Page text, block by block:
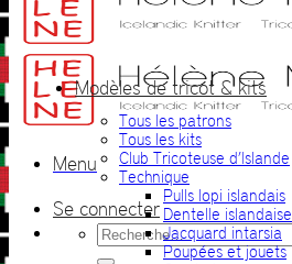
Menu
Se connecter
Recherche
pour :
Modèles de tricot & kits
Tous les patrons
Tous les kits
Club Tricoteuse d’Islande
Technique
Pulls lopi islandais
Dentelle islandaise
Jacquard intarsia
Poupées et jouets